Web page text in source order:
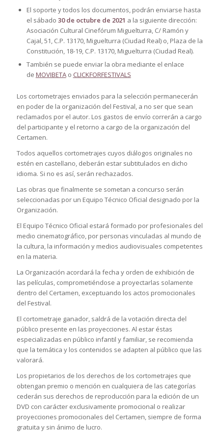
El soporte y todos los documentos, podrán enviarse hasta
el sábado 30 de octubre de 2021 a la siguiente dirección:
Asociación Cultural Cinefórum Miguelturra, C/ Ramón y
Cajal, 51, C.P. 13170, Miguelturra (Ciudad Real) o, Plaza de la
Constitución, 18-19, C.P. 13170, Miguelturra (Ciudad Real).
También se puede enviar la obra mediante el enlace
de MOVIBETAo CLICKFORFESTIVALS
Los cortometrajes enviados para la selección permanecerán
en poder de la organización del Festival, a no ser que sean
reclamados por el autor. Los gastos de envío correrán a cargo
del participante y el retorno a cargo de la organización del
Certamen.
Todos aquellos cortometrajes cuyos diálogos originales no
estén en castellano, deberán estar subtitulados en dicho
idioma. Si no es así, serán rechazados.
Las obras que finalmente se sometan a concurso serán
seleccionadas por un Equipo Técnico Oficial designado por la
Organización.
El Equipo Técnico Oficial estará formado por profesionales del
medio cinematográfico, por personas vinculadas al mundo de
la cultura, la información y medios audiovisuales competentes
en la materia.
La Organización acordará la fecha y orden de exhibición de
las películas, comprometiéndose a proyectarlas solamente
dentro del Certamen, exceptuando los actos promocionales
del Festival.
El cortometraje ganador, saldrá de la votación directa del
público presente en las proyecciones. Al estar éstas
especializadas en público infantil y familiar, se recomienda
que la temática y los contenidos se adapten al público que las
valorará.
Los propietarios de los derechos de los cortometrajes que
obtengan premio o mención en cualquiera de las categorías
cederán sus derechos de reproducción para la edición de un
DVD con carácter exclusivamente promocional o realizar
proyecciones promocionales del Certamen, siempre de forma
gratuita y sin ánimo de lucro.